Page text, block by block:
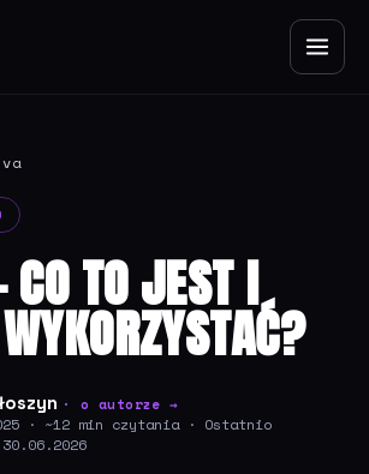
TO JEST I
· o autorze →
· ~12 min czytania · Ostatnio